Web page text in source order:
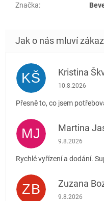
Značka:
KŠ Kristina
Hodnocení
10.8.2026
Přesně to, co jsem
MJ Martina
Hodnocení
9.8.2026
Rychlé vyřízení a dodání.
ZB Zuzana
Hodnocení
9.8.2026